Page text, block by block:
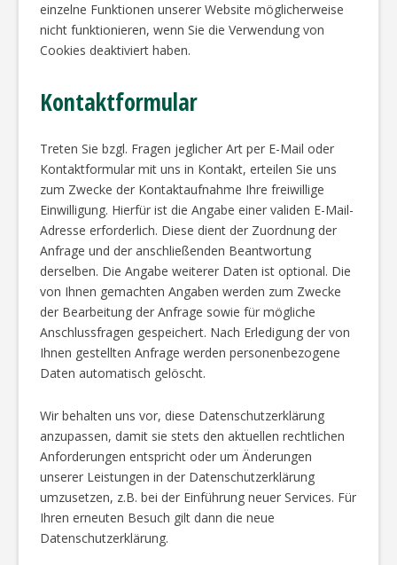
einzelne Funktionen unserer Website möglicherweise
nicht funktionieren, wenn Sie die Verwendung von
Cookies deaktiviert haben.
Kontaktformular
Treten Sie bzgl. Fragen jeglicher Art per E-Mail oder
Kontaktformular mit uns in Kontakt, erteilen Sie uns
zum Zwecke der Kontaktaufnahme Ihre freiwillige
Einwilligung. Hierfür ist die Angabe einer validen E-Mail-
Adresse erforderlich. Diese dient der Zuordnung der
Anfrage und der anschließenden Beantwortung
derselben. Die Angabe weiterer Daten ist optional. Die
von Ihnen gemachten Angaben werden zum Zwecke
der Bearbeitung der Anfrage sowie für mögliche
Anschlussfragen gespeichert. Nach Erledigung der von
Ihnen gestellten Anfrage werden personenbezogene
Daten automatisch gelöscht.
Wir behalten uns vor, diese Datenschutzerklärung
anzupassen, damit sie stets den aktuellen rechtlichen
Anforderungen entspricht oder um Änderungen
unserer Leistungen in der Datenschutzerklärung
umzusetzen, z.B. bei der Einführung neuer Services. Für
Ihren erneuten Besuch gilt dann die neue
Datenschutzerklärung.